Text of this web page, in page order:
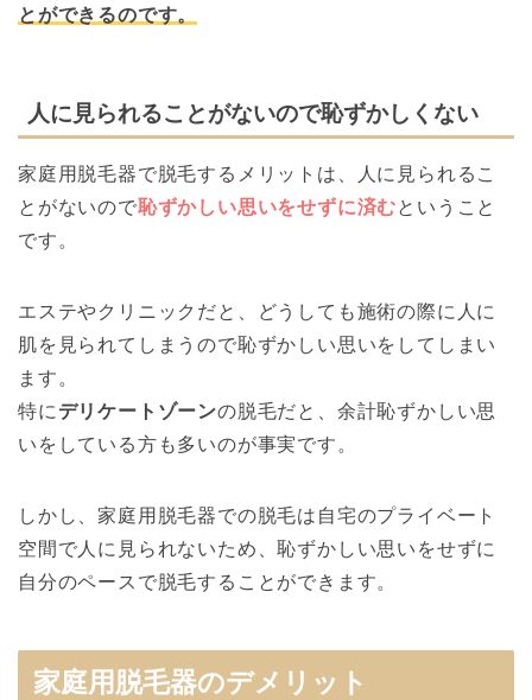
とができるのです。
人に見られることがないので恥ずかしくない
家庭用脱毛器で脱毛するメリットは、人に見られるこ
とがないので恥ずかしい思いをせずに済むということ
です。
エステやクリニックだと、どうしても施術の際に人に
肌を見られてしまうので恥ずかしい思いをしてしまい
ます。
特に デリケートゾーンの脱毛だと、余計恥ずかしい思
いをしている方も多いのが事実です。
しかし、家庭用脱毛器での脱毛は自宅のプライベート
空間で人に見られないため、恥ずかしい思いをせずに
自分のペースで脱毛することができます。
家庭用脱毛器のデメリット